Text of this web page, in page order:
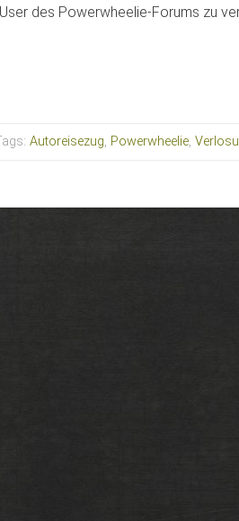
des Powerwheelie-Forums zu
Autoreisezug, Powerwheelie,